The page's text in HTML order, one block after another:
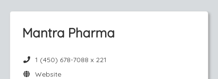
Mantra Pharma
1 (450) 678-7088 x 221
Website